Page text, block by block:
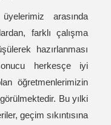
arasında
farklı çalışma
hazırlanması
herkesçe iyi
öğretmenlerimizin
Bu yılki
geçim sıkıntısına